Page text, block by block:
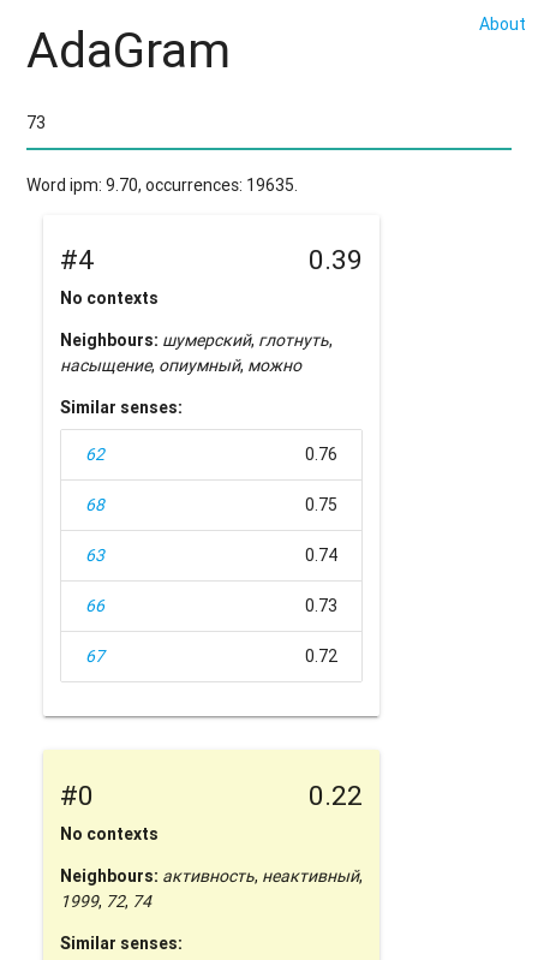
About
AdaGram
Word ipm: 9.70, occurrences: 19635.
#4 0.39
No contexts
Neighbours: шумерский, глотнуть,
насыщение, опиумный, можно
Similar senses:
62 0.76
68 0.75
63 0.74
66 0.73
67 0.72
#0 0.22
No contexts
Neighbours: активность, неактивный,
1999, 72, 74
Similar senses: